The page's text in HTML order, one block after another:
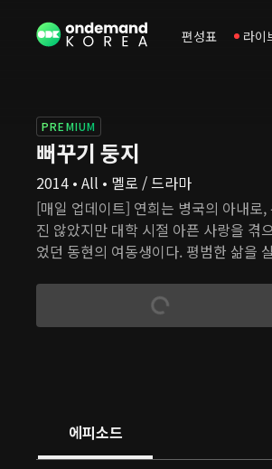
편성표 라이
PREMIUM
뻐꾸기 둥지
2014 • All • 멜로 / 드라마
[매일 업데이트] 연희는 병국의 아내로
진 않았지만 대학 시절 아픈 사랑을 겪
었던 동현의 여동생이다. 평범한 삶을
결심하면서 두 여자의 얽히고설킨 관
에피소드